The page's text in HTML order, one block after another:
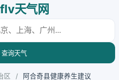
天气网
询天气
区 / 阿合奇县健康养生建议